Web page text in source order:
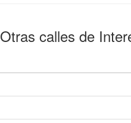
Otras calles de